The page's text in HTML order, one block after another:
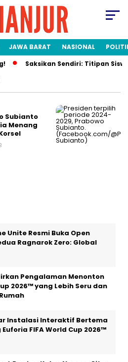
JAWA BARAT NASIONAL
Saksikan Sendiri: Titipan
Subianto
Menang
Unite Resmi Buka Open
Ragnarok Zero: Global
Pengalaman Menonton
2026™ yang Lebih Seru dan
Instalasi Interaktif Bertema
Euforia FIFA World Cup 2026™